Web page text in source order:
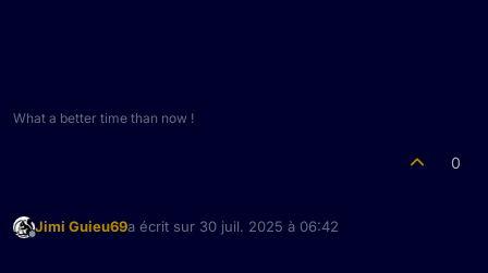
What a better time than now !
0
Jimi Guieu69a écrit sur 30 juil. 2025 à 06:42
dernière édition par